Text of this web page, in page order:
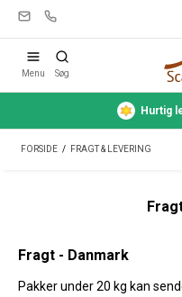
Telte
Menu Søg
Hurtig
FORSIDE / FRAGT & LEVERING
Fragt - Danmark
Pakker under 20 kg kan